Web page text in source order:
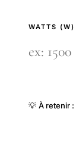
WATTS (W)
💡 À retenir :